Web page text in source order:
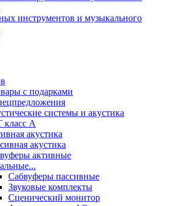
с подарками
системы и акустика
класс А
акустика
акустика
активные
Сабвуферы пассивные
Звуковые комплекты
Сценический монитор